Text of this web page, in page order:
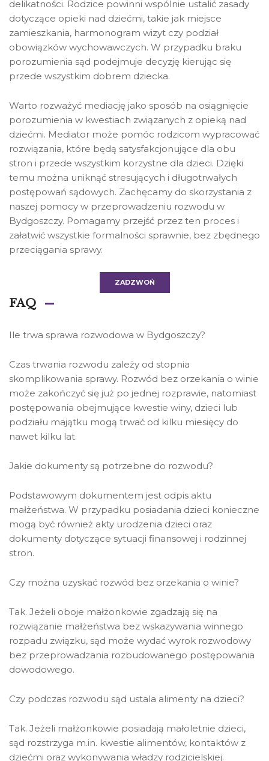
delikatności. Rodzice powinni wspólnie ustalić zasady
dotyczące opieki nad dziećmi, takie jak miejsce
zamieszkania, harmonogram wizyt czy podział
obowiązków wychowawczych. W przypadku braku
porozumienia sąd podejmuje decyzję kierując się
przede wszystkim dobrem dziecka.
Warto rozważyć mediację jako sposób na osiągnięcie
porozumienia w kwestiach związanych z opieką nad
dziećmi. Mediator może pomóc rodzicom wypracować
rozwiązania, które będą satysfakcjonujące dla obu
stron i przede wszystkim korzystne dla dzieci. Dzięki
temu można uniknąć stresujących i długotrwałych
postępowań sądowych. Zachęcamy do skorzystania z
naszej pomocy w przeprowadzeniu rozwodu w
Bydgoszczy. Pomagamy przejść przez ten proces i
załatwić wszystkie formalności sprawnie, bez zbędnego
przeciągania sprawy.
ZADZWOŃ
FAQ
Ile trwa sprawa rozwodowa w Bydgoszczy?
Czas trwania rozwodu zależy od stopnia
skomplikowania sprawy. Rozwód bez orzekania o winie
może zakończyć się już po jednej rozprawie, natomiast
postępowania obejmujące kwestie winy, dzieci lub
podziału majątku mogą trwać od kilku miesięcy do
nawet kilku lat.
Jakie dokumenty są potrzebne do rozwodu?
Podstawowym dokumentem jest odpis aktu
małżeństwa. W przypadku posiadania dzieci konieczne
mogą być również akty urodzenia dzieci oraz
dokumenty dotyczące sytuacji finansowej i rodzinnej
stron.
Czy można uzyskać rozwód bez orzekania o winie?
Tak. Jeżeli oboje małżonkowie zgadzają się na
rozwiązanie małżeństwa bez wskazywania winnego
rozpadu związku, sąd może wydać wyrok rozwodowy
bez przeprowadzania rozbudowanego postępowania
dowodowego.
Czy podczas rozwodu sąd ustala alimenty na dzieci?
Tak. Jeżeli małżonkowie posiadają małoletnie dzieci,
sąd rozstrzyga m.in. kwestie alimentów, kontaktów z
dziećmi oraz wykonywania władzy rodzicielskiej.